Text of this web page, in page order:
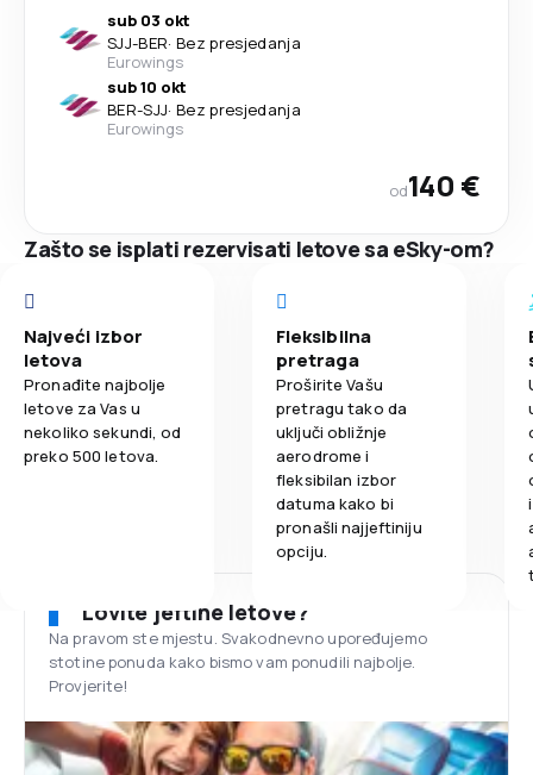
sub 03 okt
SJJ-BER· Bez presjedanja
Eurowings
sub 10 okt
BER-SJJ· Bez presjedanja
Eurowings
od140 €
Zašto se isplati rezervisati letove sa eSky-om?
Najveći izbor
letova
Pronađite najbolje
letove za Vas u
nekoliko sekundi, od
preko 500 letova.
Fleksibilna
pretraga
Proširite Vašu
pretragu tako da
uključi obližnje
aerodrome i
fleksibilan izbor
datuma kako bi
pronašli najjeftiniju
opciju.
Lovite jeftine letove?
Na pravom ste mjestu. Svakodnevno upoređujemo
stotine ponuda kako bismo vam ponudili najbolje.
Provjerite!